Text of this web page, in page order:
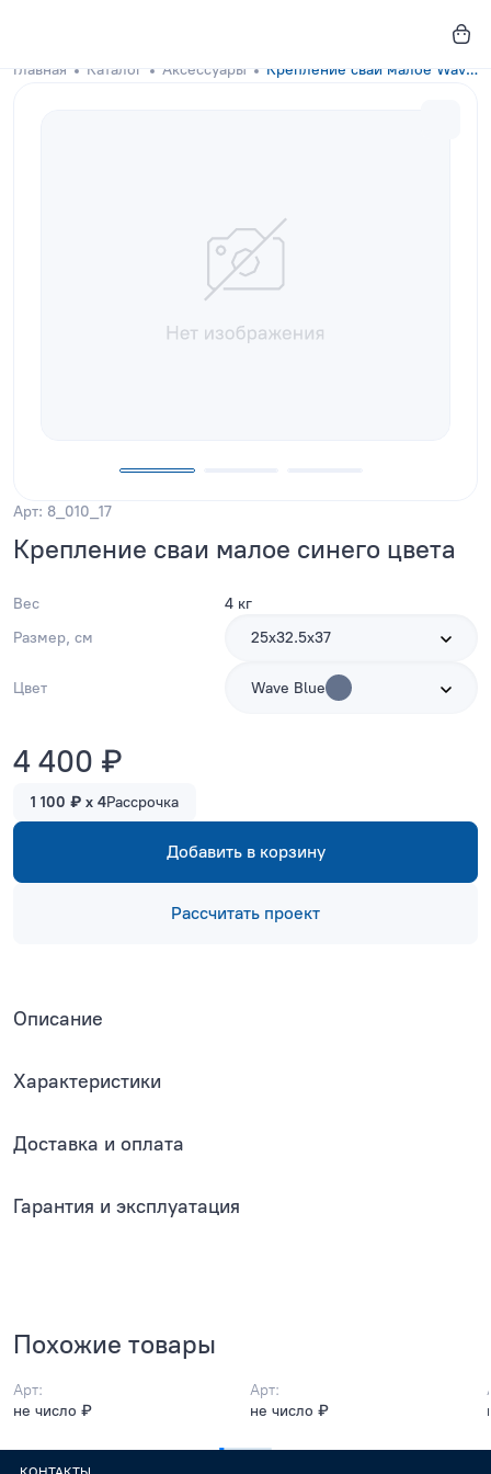
Главная Каталог Аксессуары Крепление сваи малое Wave Blue
Арт: 8_010_17
Крепление сваи малое синего цвета
Вес
4 кг
Размер, см
25х32.5х37
Цвет Wave Blue
4 400 ₽
1 100 ₽ x 4Рассрочка
Добавить в корзину
Рассчитать проект
Описание
Характеристики
Доставка и оплата
Гарантия и эксплуатация
Похожие товары
Арт:
не число ₽
Арт:
не число ₽